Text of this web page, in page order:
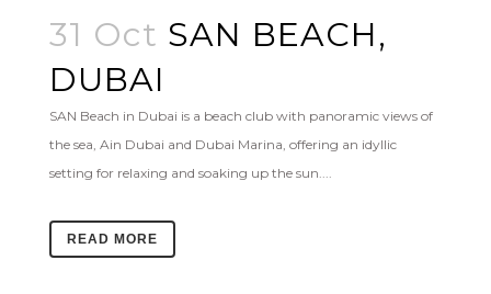
31 Oct SAN BEACH,
DUBAI
SAN Beach in Dubai is a beach club with panoramic views of
the sea, Ain Dubai and Dubai Marina, offering an idyllic
setting for relaxing and soaking up the sun....
READ MORE